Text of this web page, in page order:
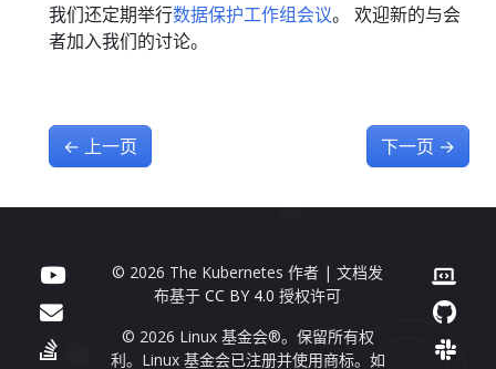
我们还定期举行数据保护工作组会议。 欢迎新的与会
者加入我们的讨论。
← 上一页 下一页 →
© 2026 The Kubernetes 作者 | 文档发
布基于CC BY 4.0 授权许可
© 2026 Linux 基金会®。保留所有权
利。Linux 基金会已注册并使用商标。如